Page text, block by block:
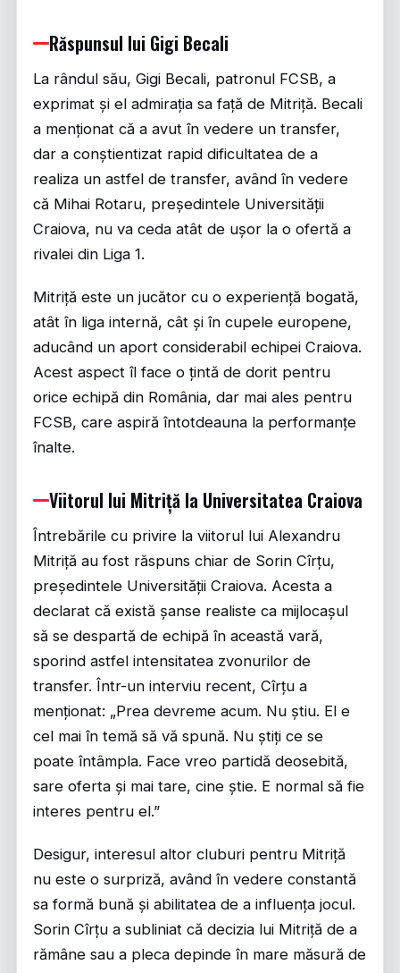
Răspunsul lui Gigi Becali
La rândul său, Gigi Becali, patronul FCSB, a
exprimat și el admirația sa față de Mitriță. Becali
a menționat că a avut în vedere un transfer,
dar a conștientizat rapid dificultatea de a
realiza un astfel de transfer, având în vedere
că Mihai Rotaru, președintele Universității
Craiova, nu va ceda atât de ușor la o ofertă a
rivalei din Liga 1.
Mitriță este un jucător cu o experiență bogată,
atât în liga internă, cât și în cupele europene,
aducând un aport considerabil echipei Craiova.
Acest aspect îl face o țintă de dorit pentru
orice echipă din România, dar mai ales pentru
FCSB, care aspiră întotdeauna la performanțe
înalte.
Viitorul lui Mitriță la Universitatea Craiova
Întrebările cu privire la viitorul lui Alexandru
Mitriță au fost răspuns chiar de Sorin Cîrțu,
președintele Universității Craiova. Acesta a
declarat că există șanse realiste ca mijlocașul
să se despartă de echipă în această vară,
sporind astfel intensitatea zvonurilor de
transfer. Într-un interviu recent, Cîrțu a
menționat: „Prea devreme acum. Nu știu. El e
cel mai în temă să vă spună. Nu știți ce se
poate întâmpla. Face vreo partidă deosebită,
sare oferta și mai tare, cine știe. E normal să fie
interes pentru el.”
Desigur, interesul altor cluburi pentru Mitriță
nu este o surpriză, având în vedere constantă
sa formă bună și abilitatea de a influența jocul.
Sorin Cîrțu a subliniat că decizia lui Mitriță de a
rămâne sau a pleca depinde în mare măsură de